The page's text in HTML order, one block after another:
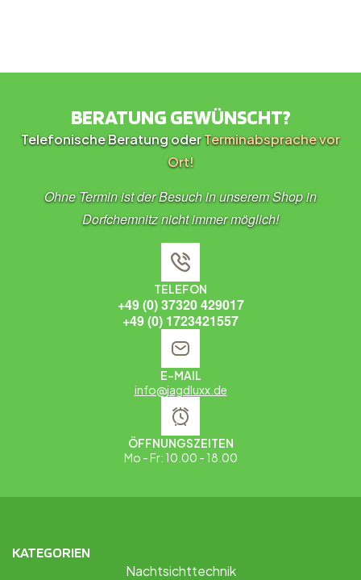
BERATUNG GEWÜNSCHT?
Telefonische Beratung oderTerminabsprache vor
Ort!
Ohne Termin ist der Besuch in unserem Shop in
Dorfchemnitz nicht immer möglich!
TELEFON
+49 (0) 37320 429017
+49 (0) 1723421557
E-MAIL
info@jagdluxx.de
ÖFFNUNGSZEITEN
Mo - Fr: 10.00 - 18.00
KATEGORIEN
Nachtsichttechnik